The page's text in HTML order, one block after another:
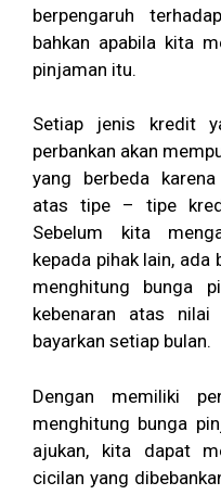
berpengaruh
bahkan apabila kita
pinjaman itu.
Setiap jenis kredit
perbankan akan
yang berbeda
atas tipe – tipe
Sebelum kita
kepada pihak lain,
menghitung bunga
kebenaran atas
bayarkan setiap bulan.
Dengan memiliki
menghitung bunga
ajukan, kita dapat
cicilan yang